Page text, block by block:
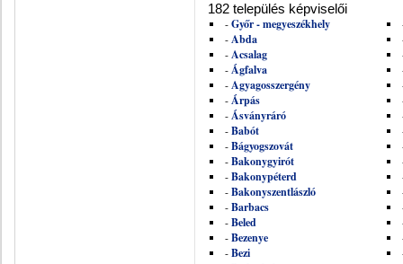
182 település képviselői
-Győr - megyeszékhely
-Abda
-Acsalag
-Ágfalva
-Agyagosszergény
-Árpás
-Ásványráró
-Babót
-Bágyogszovát
-Bakonygyirót
-Bakonypéterd
-Bakonyszentlászló
-Barbacs
-Beled
-Bezenye
-Bezi